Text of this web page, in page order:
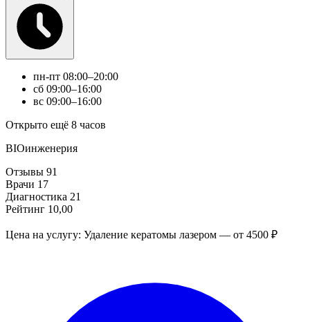
пн-пт 08:00–20:00
сб 09:00–16:00
вс 09:00–16:00
Открыто ещё 8 часов
BIOинженерия
Отзывы 91
Врачи 17
Диагностика 21
Рейтинг 10,00
Цена на услугу: Удаление кератомы лазером — от 4500 ₽